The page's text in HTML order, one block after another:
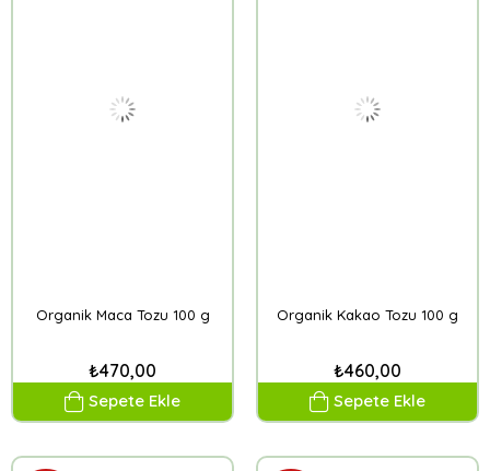
Organik Maca Tozu 100 g
₺470,00
Sepete Ekle
Organik Kakao Tozu 100 g
₺460,00
Sepete Ekle